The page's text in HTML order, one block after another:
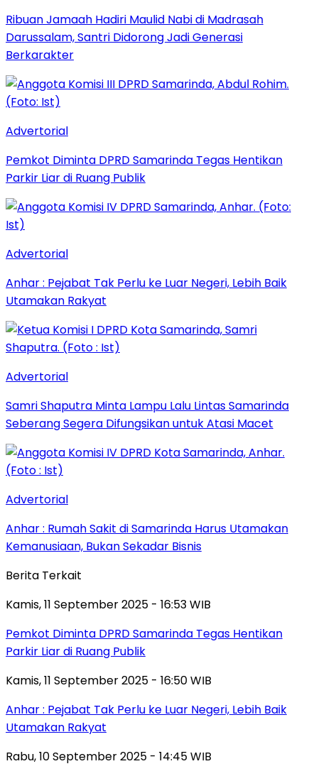
Ribuan Jamaah Hadiri Maulid Nabi di Madrasah
Darussalam, Santri Didorong Jadi Generasi
Berkarakter
Advertorial
Pemkot Diminta DPRD Samarinda Tegas Hentikan
Parkir Liar di Ruang Publik
Advertorial
Anhar : Pejabat Tak Perlu ke Luar Negeri, Lebih Baik
Utamakan Rakyat
Advertorial
Samri Shaputra Minta Lampu Lalu Lintas Samarinda
Seberang Segera Difungsikan untuk Atasi Macet
Advertorial
Anhar : Rumah Sakit di Samarinda Harus Utamakan
Kemanusiaan, Bukan Sekadar Bisnis
Berita Terkait
Kamis, 11 September 2025 - 16:53 WIB
Pemkot Diminta DPRD Samarinda Tegas Hentikan
Parkir Liar di Ruang Publik
Kamis, 11 September 2025 - 16:50 WIB
Anhar : Pejabat Tak Perlu ke Luar Negeri, Lebih Baik
Utamakan Rakyat
Rabu, 10 September 2025 - 14:45 WIB